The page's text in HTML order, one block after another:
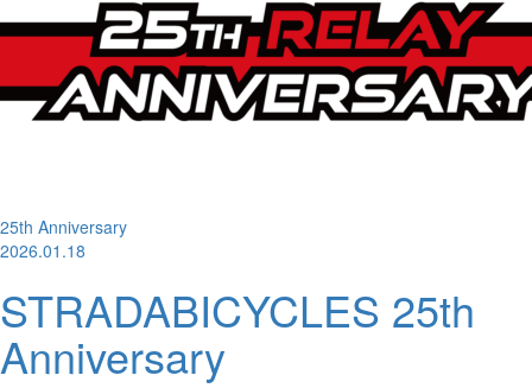
25th Anniversary
2026.01.18
STRADABICYCLES 25th
Anniversary